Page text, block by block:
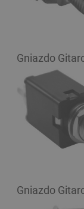
Gniazdo
Gniazdo